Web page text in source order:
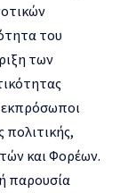
του
των
εκπρόσωποι
πολιτικής,
και Φορέων.
παρουσία